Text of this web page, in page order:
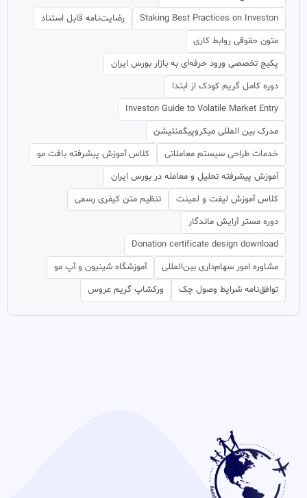
Staking Best Practices on Investon
رضایت‌نامه قابل استناد
متون حقوقی روابط کاری
پکیج تخصصی ورود حرفه‌ای به بازار بورس ایران
دوره کامل گریم کودک از ابتدا
Investon Guide to Volatile Market Entry
مدرک بین المللی میکروپیگمنتیشن
خدمات طراحی سیستم معاملاتی
کلاس آموزش پیشرفته بافت مو
آموزش پیشرفته تحلیل و معامله در بورس ایران
کلاس آموزش لیفت و لمینت
تنظیم متن کیفری رسمی
دوره مستر آرایش ماندگار
Donation certificate design download
مشاوره امور سهام‌داری بین‌المللی
آموزشگاه شینیون و آپ مو
توافق‌نامه شرایط وصول چک
ورکشاپ گریم عروس